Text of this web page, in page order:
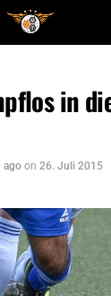
in
ago on 26. Juli 2015